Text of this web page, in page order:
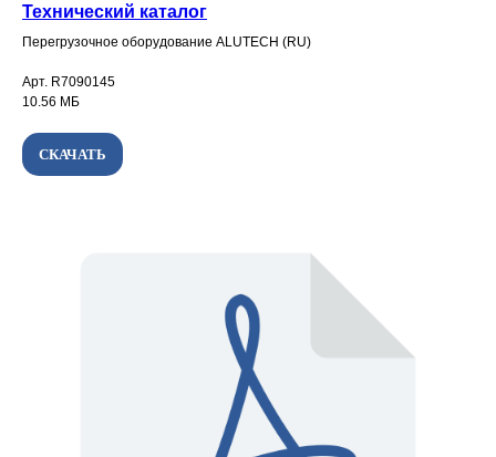
Технический каталог
Перегрузочное оборудование ALUTECH (RU)
Арт. R7090145
10.56 МБ
СКАЧАТЬ